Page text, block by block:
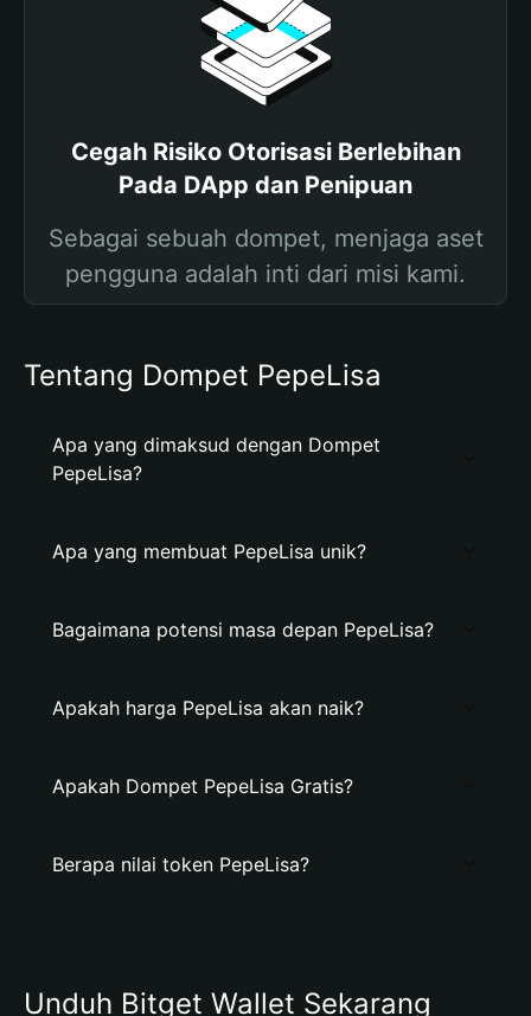
Cegah Risiko Otorisasi Berlebihan
Pada DApp dan Penipuan
Sebagai sebuah dompet, menjaga aset
pengguna adalah inti dari misi kami.
Tentang Dompet PepeLisa
Apa yang dimaksud dengan Dompet
PepeLisa?
Apa yang membuat PepeLisa unik?
Bagaimana potensi masa depan PepeLisa?
Apakah harga PepeLisa akan naik?
Apakah Dompet PepeLisa Gratis?
Berapa nilai token PepeLisa?
Unduh Bitget Wallet Sekarang